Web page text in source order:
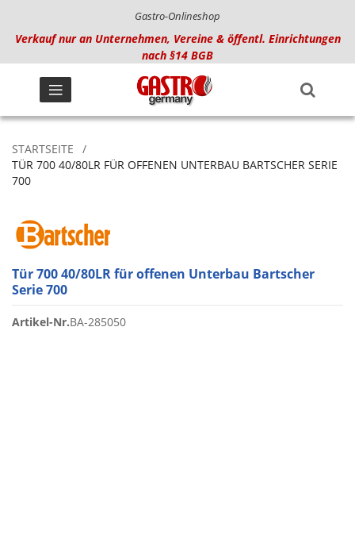
Gastro-Onlineshop
Verkauf nur an Unternehmen, Vereine & öffentl. Einrichtungen
nach §14 BGB
STARTSEITE
TÜR 700 40/80LR FÜR OFFENEN UNTERBAU BARTSCHER SERIE
700
Tür 700 40/80LR für offenen Unterbau Bartscher
Serie 700
Artikel-Nr.BA-285050